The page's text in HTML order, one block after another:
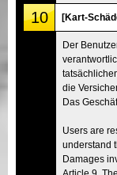
10 [Kart-
Der
die
Das
Users are
understand
Damages